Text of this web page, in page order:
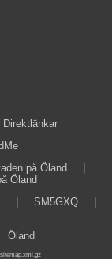
Direktlänkar
på Öland
Öland
SM5GXQ
Öland
sitemap.xml.gz